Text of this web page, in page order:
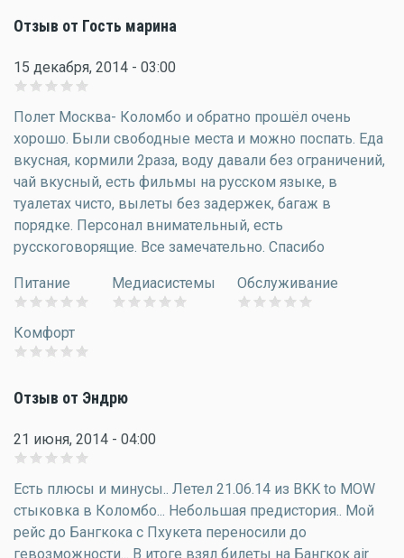
Отзыв от Гость марина
15 декабря, 2014 - 03:00
Полет Москва- Коломбо и обратно прошёл очень
хорошо. Были свободные места и можно поспать. Еда
вкусная, кормили 2раза, воду давали без ограничений,
чай вкусный, есть фильмы на русском языке, в
туалетах чисто, вылеты без задержек, багаж в
порядке. Персонал внимательный, есть
русскоговорящие. Все замечательно. Спасибо
Питание Медиасистемы Обслуживание
Комфорт
Отзыв от Эндрю
21 июня, 2014 - 04:00
Есть плюсы и минусы.. Летел 21.06.14 из BKK to MOW
стыковка в Коломбо... Небольшая предистория.. Мой
рейс до Бангкока с Пхукета переносили до
гевозможности... В итоге взял билеты на Бангкок air